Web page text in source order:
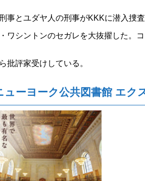
事とユダヤ人の刑事がKKKに潜入捜
ワシントンのセガレを大抜擢した。
批評家受けしている。
ューヨーク公共図書館 エク